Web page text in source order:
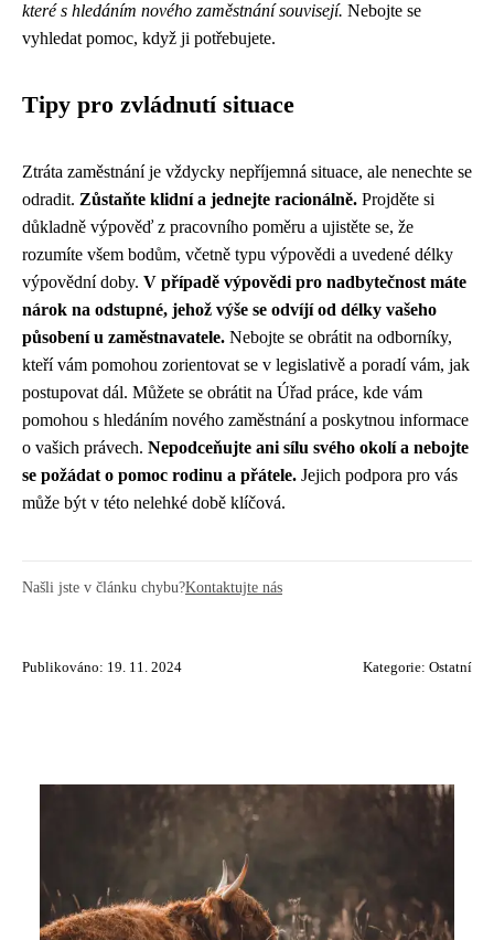
které s hledáním nového zaměstnání souvisejí. Nebojte se
vyhledat pomoc, když ji potřebujete.
Tipy pro zvládnutí situace
Ztráta zaměstnání je vždycky nepříjemná situace, ale nenechte se
odradit. Zůstaňte klidní a jednejte racionálně. Projděte si
důkladně výpověď z pracovního poměru a ujistěte se, že
rozumíte všem bodům, včetně typu výpovědi a uvedené délky
výpovědní doby. V případě výpovědi pro nadbytečnost máte
nárok na odstupné, jehož výše se odvíjí od délky vašeho
působení u zaměstnavatele. Nebojte se obrátit na odborníky,
kteří vám pomohou zorientovat se v legislativě a poradí vám, jak
postupovat dál. Můžete se obrátit na Úřad práce, kde vám
pomohou s hledáním nového zaměstnání a poskytnou informace
o vašich právech. Nepodceňujte ani sílu svého okolí a nebojte
se požádat o pomoc rodinu a přátele. Jejich podpora pro vás
může být v této nelehké době klíčová.
Našli jste v článku chybu?Kontaktujte nás
Publikováno: 19. 11. 2024 Kategorie: Ostatní